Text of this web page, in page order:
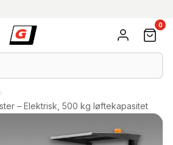
0
›
– Elektrisk, 500 kg løftekapasitet